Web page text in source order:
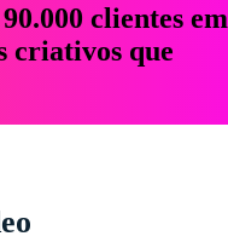
clientes em
criativos que